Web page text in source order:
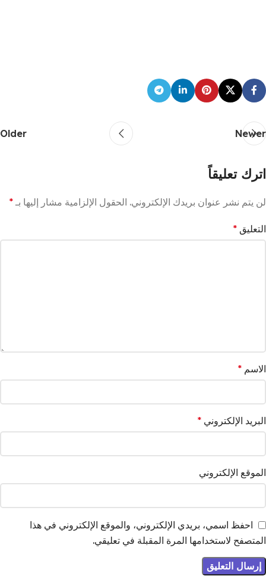
Newer
Older
اترك تعليقاً
لن يتم نشر عنوان بريدك الإلكتروني. الحقول الإلزامية مشار إليها بـ *
التعليق *
الاسم *
البريد الإلكتروني *
الموقع الإلكتروني
احفظ اسمي، بريدي الإلكتروني، والموقع الإلكتروني في هذا
المتصفح لاستخدامها المرة المقبلة في تعليقي.